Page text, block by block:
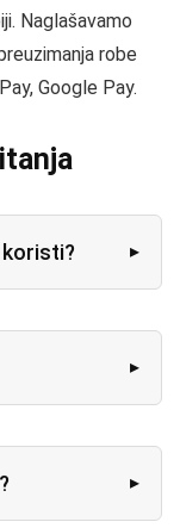
Naglašavamo
robe
Google Pay.